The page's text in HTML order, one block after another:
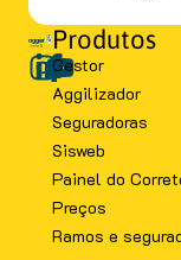
Produtos
Gestor
Aggilizador
Seguradoras
Sisweb
Painel do
Preços
Ramos e